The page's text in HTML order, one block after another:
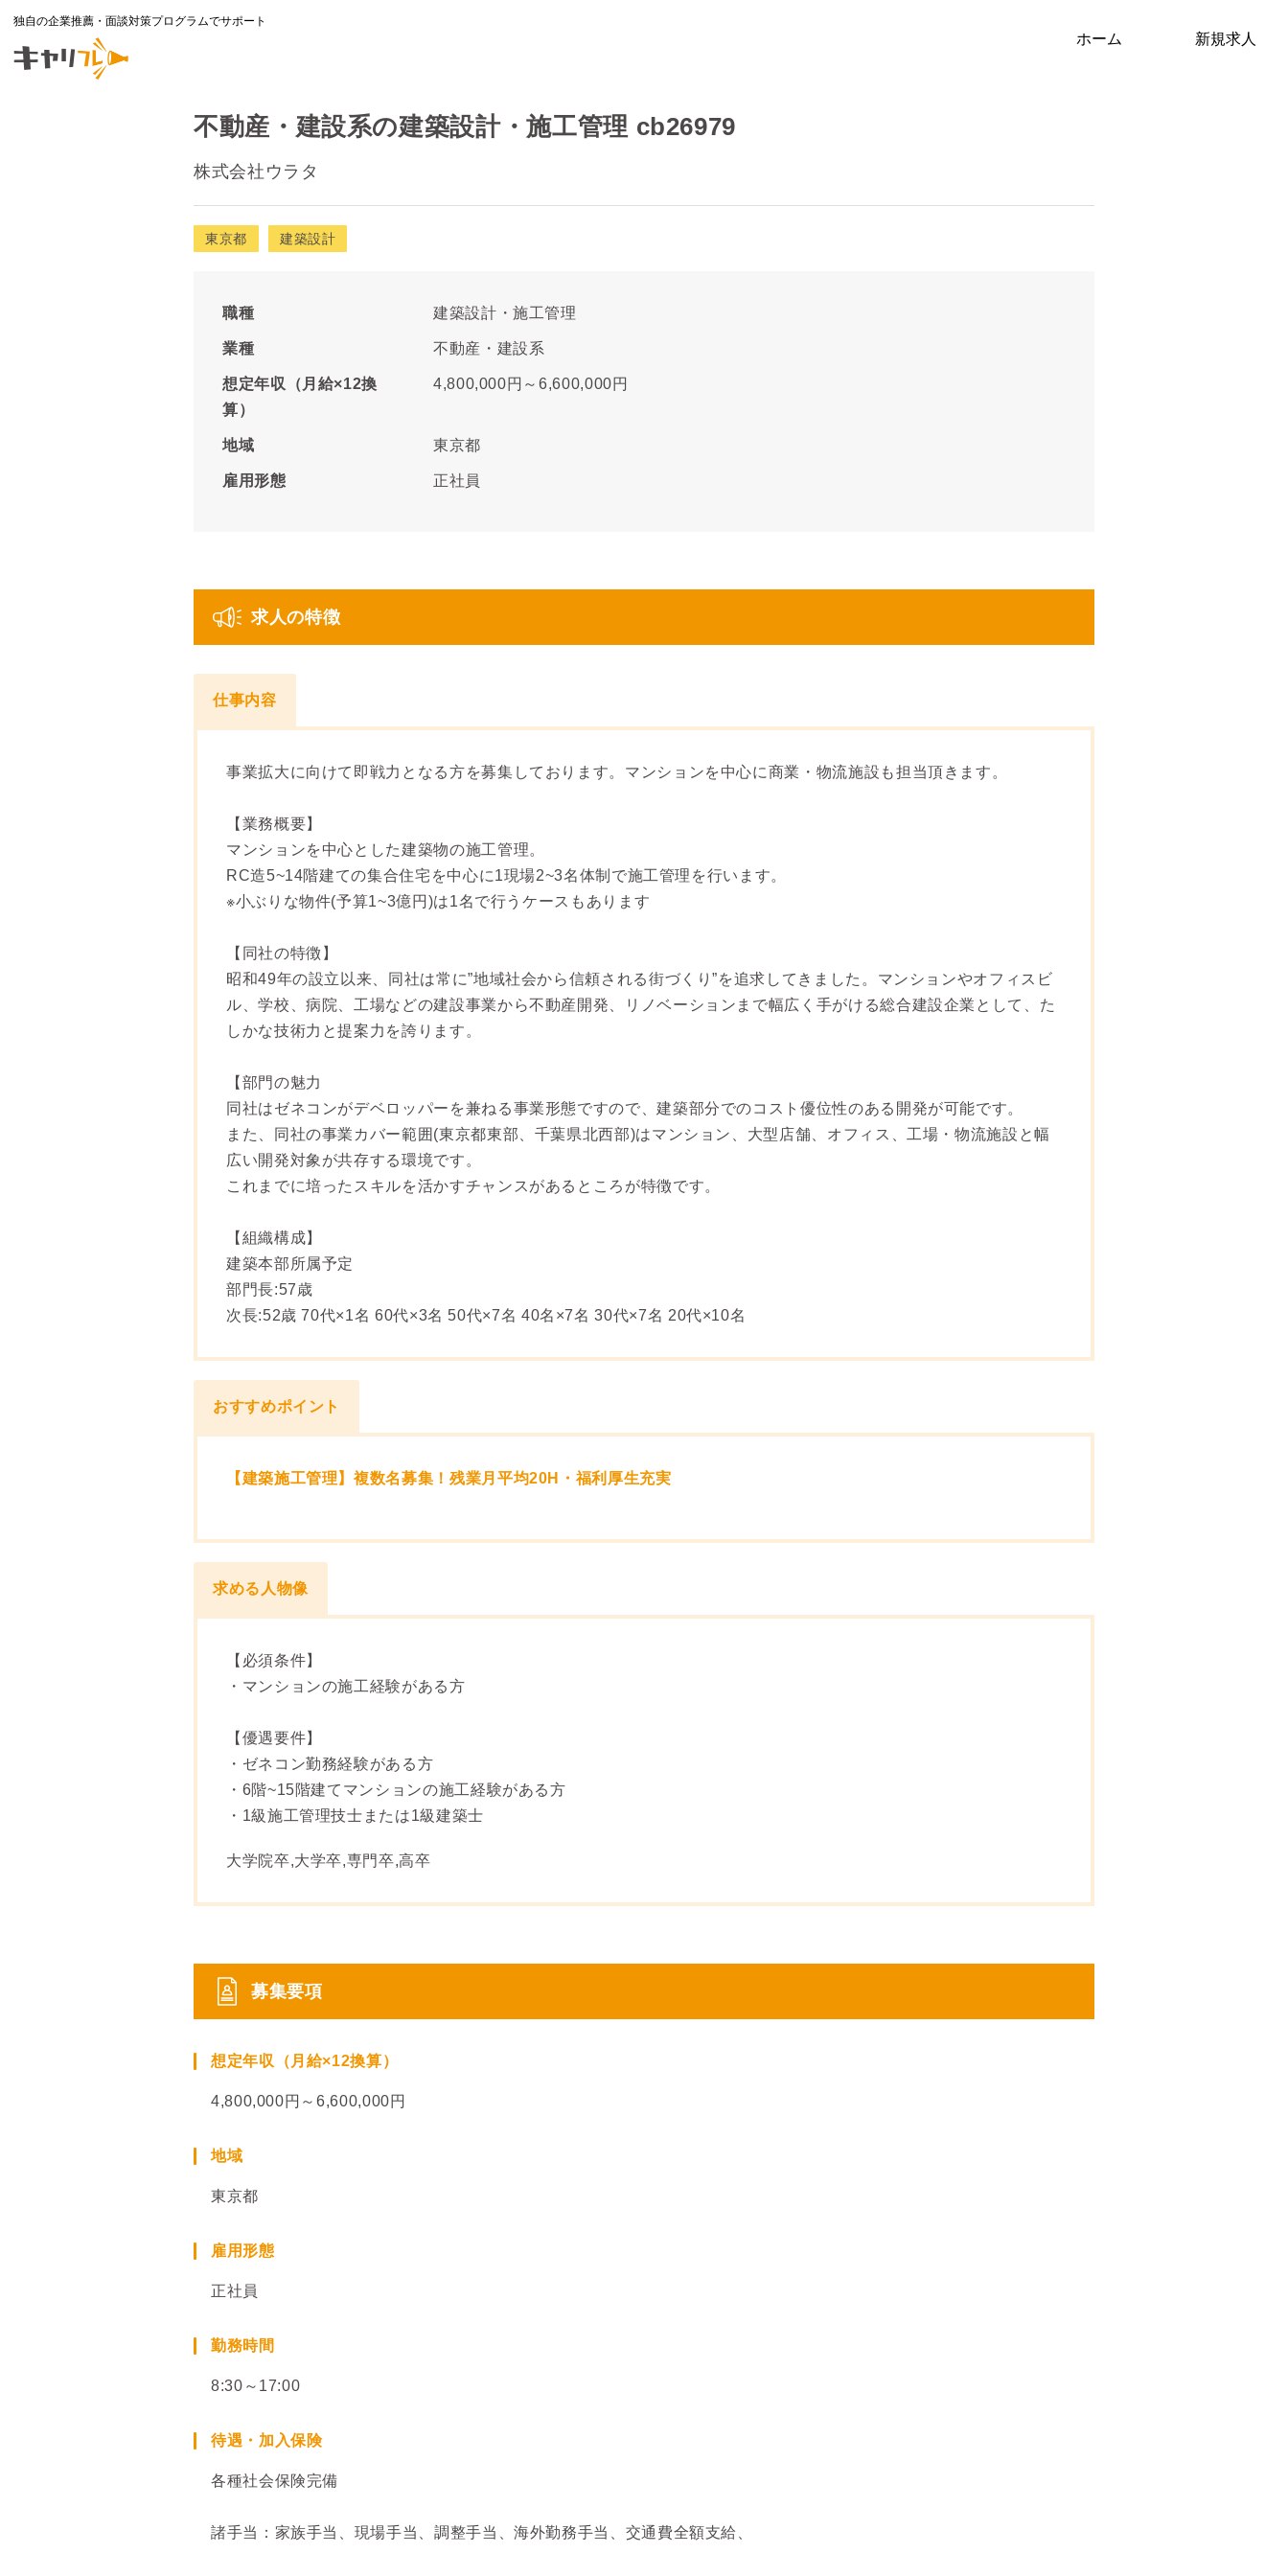
独自の企業推薦・面談対策プログラムでサポート
ホーム 新規求人
不動産・建設系の建築設計・施工管理 cb26979
株式会社ウラタ
東京都 建築設計
職種 建築設計・施工管理
業種 不動産・建設系
想定年収（月給×12換
算）
4,800,000円～6,600,000円
地域 東京都
雇用形態 正社員
求人の特徴
仕事内容
事業拡大に向けて即戦力となる方を募集しております。マンションを中心に商業・物流施設も担当頂きます。
【業務概要】
マンションを中心とした建築物の施工管理。
RC造5~14階建ての集合住宅を中心に1現場2~3名体制で施工管理を行います。
※小ぶりな物件(予算1~3億円)は1名で行うケースもあります
【同社の特徴】
昭和49年の設立以来、同社は常に”地域社会から信頼される街づくり”を追求してきました。マンションやオフィスビ
ル、学校、病院、工場などの建設事業から不動産開発、リノベーションまで幅広く手がける総合建設企業として、た
しかな技術力と提案力を誇ります。
【部門の魅力
同社はゼネコンがデベロッパーを兼ねる事業形態ですので、建築部分でのコスト優位性のある開発が可能です。
また、同社の事業カバー範囲(東京都東部、千葉県北西部)はマンション、大型店舗、オフィス、工場・物流施設と幅
広い開発対象が共存する環境です。
これまでに培ったスキルを活かすチャンスがあるところが特徴です。
【組織構成】
建築本部所属予定
部門長:57歳
次長:52歳 70代×1名 60代×3名 50代×7名 40名×7名 30代×7名 20代×10名
おすすめポイント
【建築施工管理】複数名募集！残業月平均20H・福利厚生充実
求める人物像
【必須条件】
・マンションの施工経験がある方
【優遇要件】
・ゼネコン勤務経験がある方
・6階~15階建てマンションの施工経験がある方
・1級施工管理技士または1級建築士
大学院卒,大学卒,専門卒,高卒
募集要項
想定年収（月給×12換算）
4,800,000円～6,600,000円
地域
東京都
雇用形態
正社員
勤務時間
8:30～17:00
待遇・加入保険
各種社会保険完備
諸手当：家族手当、現場手当、調整手当、海外勤務手当、交通費全額支給、